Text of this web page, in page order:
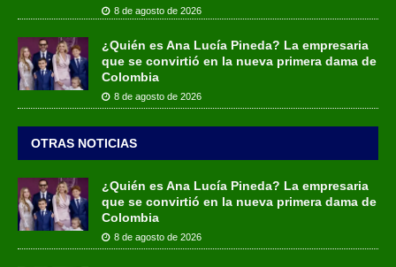
8 de agosto de 2026
¿Quién es Ana Lucía Pineda? La empresaria
que se convirtió en la nueva primera dama de
Colombia
8 de agosto de 2026
OTRAS NOTICIAS
¿Quién es Ana Lucía Pineda? La empresaria
que se convirtió en la nueva primera dama de
Colombia
8 de agosto de 2026